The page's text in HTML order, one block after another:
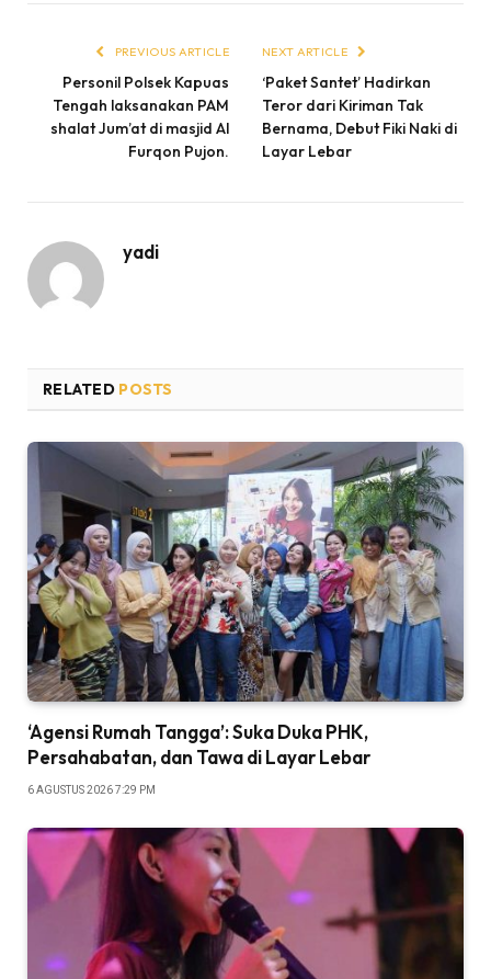
PREVIOUS ARTICLE
Personil Polsek Kapuas
Tengah laksanakan PAM
shalat Jum’at di masjid Al
Furqon Pujon.
NEXT ARTICLE
‘Paket Santet’ Hadirkan
Teror dari Kiriman Tak
Bernama, Debut Fiki Naki di
Layar Lebar
yadi
RELATED POSTS
‘Agensi Rumah Tangga’: Suka Duka PHK,
Persahabatan, dan Tawa di Layar Lebar
6 AGUSTUS 2026 7:29 PM